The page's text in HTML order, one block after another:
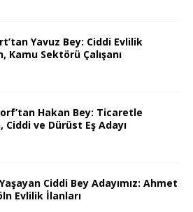
Yavuz Bey: Ciddi Evlilik
Kamu Sektörü Çalışanı
Hakan Bey: Ticaretle
Ciddi ve Dürüst Eş Adayı
Ciddi Bey Adayımız: Ahmet
Evlilik İlanları